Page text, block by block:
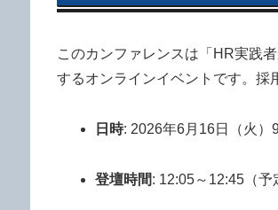
このカンファレンスは「HR実践
するオンラインイベントです。採
日時: 2026年6月16日（火）
登壇時間: 12:05～12:45（予